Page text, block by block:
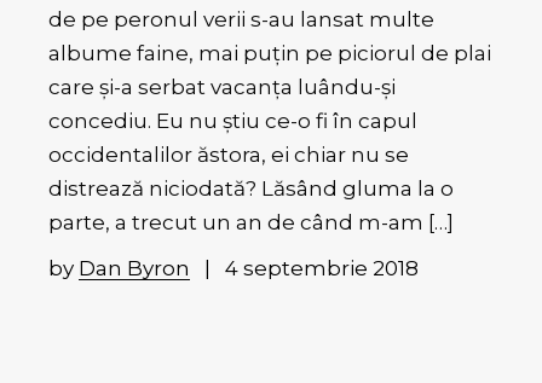
de pe peronul verii s-au lansat multe
albume faine, mai puțin pe piciorul de plai
care și-a serbat vacanța luându-și
concediu. Eu nu știu ce-o fi în capul
occidentalilor ăstora, ei chiar nu se
distrează niciodată? Lăsând gluma la o
parte, a trecut un an de când m-am […]
by Dan Byron 4 septembrie 2018